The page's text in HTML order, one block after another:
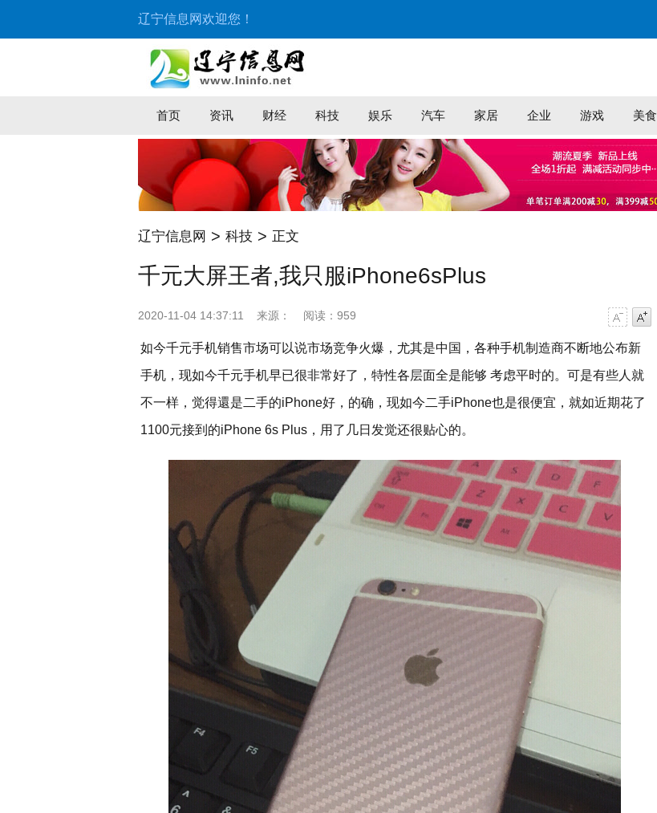
辽宁信息网欢迎您！
首页 资讯 财经 科技 娱乐 汽车 家居 企业 游戏 美食
辽宁信息网 > 科技 > 正文
千元大屏王者,我只服iPhone6sPlus
2020-11-04 14:37:11 来源： 阅读：959
如今千元手机销售市场可以说市场竞争火爆，尤其是中国，各种手机制造商不断地公布新
手机，现如今千元手机早已很非常好了，特性各层面全是能够 考虑平时的。可是有些人就
不一样，觉得還是二手的iPhone好，的确，现如今二手iPhone也是很便宜，就如近期花了
1100元接到的iPhone 6s Plus，用了几日发觉还很贴心的。